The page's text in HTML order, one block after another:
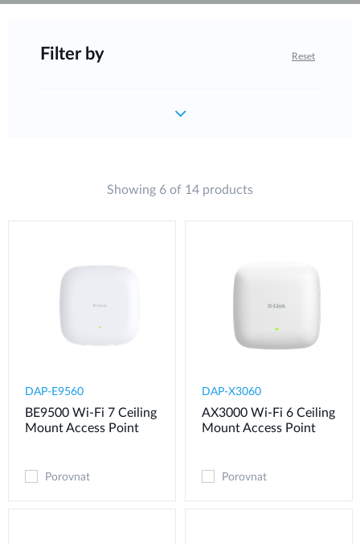
Filter by Reset
Showing 6 of 14 products
DAP-E9560
BE9500 Wi-Fi 7 Ceiling
Mount Access Point
Porovnat
DAP-X3060
AX3000 Wi-Fi 6 Ceiling
Mount Access Point
Porovnat